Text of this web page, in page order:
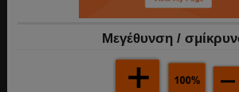
Mεγέθυνση /